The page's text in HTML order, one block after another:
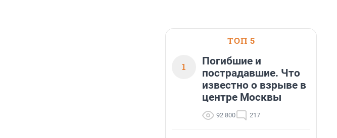
ТОП 5
1
Погибшие и
пострадавшие. Что
известно о взрыве в
центре Москвы
92 800 217